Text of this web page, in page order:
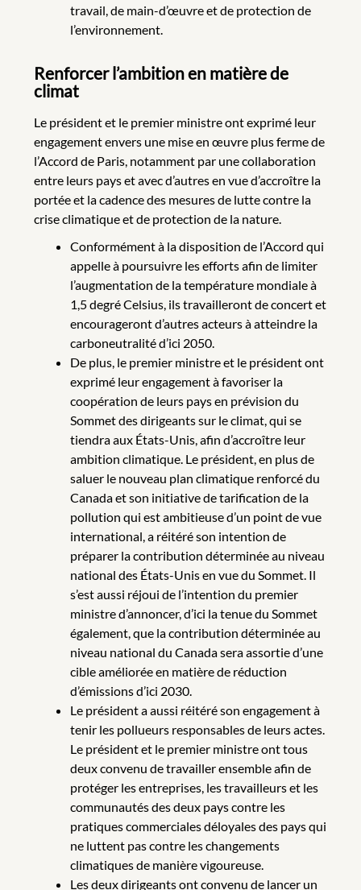
travail, de main-d’œuvre et de protection de
l’environnement.
Renforcer l’ambition en matière de
climat
Le président et le premier ministre ont exprimé leur
engagement envers une mise en œuvre plus ferme de
l’Accord de Paris, notamment par une collaboration
entre leurs pays et avec d’autres en vue d’accroître la
portée et la cadence des mesures de lutte contre la
crise climatique et de protection de la nature.
Conformément à la disposition de l’Accord qui
appelle à poursuivre les efforts afin de limiter
l’augmentation de la température mondiale à
1,5 degré Celsius, ils travailleront de concert et
encourageront d’autres acteurs à atteindre la
carboneutralité d’ici 2050.
De plus, le premier ministre et le président ont
exprimé leur engagement à favoriser la
coopération de leurs pays en prévision du
Sommet des dirigeants sur le climat, qui se
tiendra aux États-Unis, afin d’accroître leur
ambition climatique. Le président, en plus de
saluer le nouveau plan climatique renforcé du
Canada et son initiative de tarification de la
pollution qui est ambitieuse d’un point de vue
international, a réitéré son intention de
préparer la contribution déterminée au niveau
national des États-Unis en vue du Sommet. Il
s’est aussi réjoui de l’intention du premier
ministre d’annoncer, d’ici la tenue du Sommet
également, que la contribution déterminée au
niveau national du Canada sera assortie d’une
cible améliorée en matière de réduction
d’émissions d’ici 2030.
Le président a aussi réitéré son engagement à
tenir les pollueurs responsables de leurs actes.
Le président et le premier ministre ont tous
deux convenu de travailler ensemble afin de
protéger les entreprises, les travailleurs et les
communautés des deux pays contre les
pratiques commerciales déloyales des pays qui
ne luttent pas contre les changements
climatiques de manière vigoureuse.
Les deux dirigeants ont convenu de lancer un